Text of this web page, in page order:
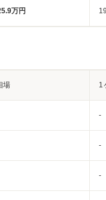
万円
場 1
-
-
-